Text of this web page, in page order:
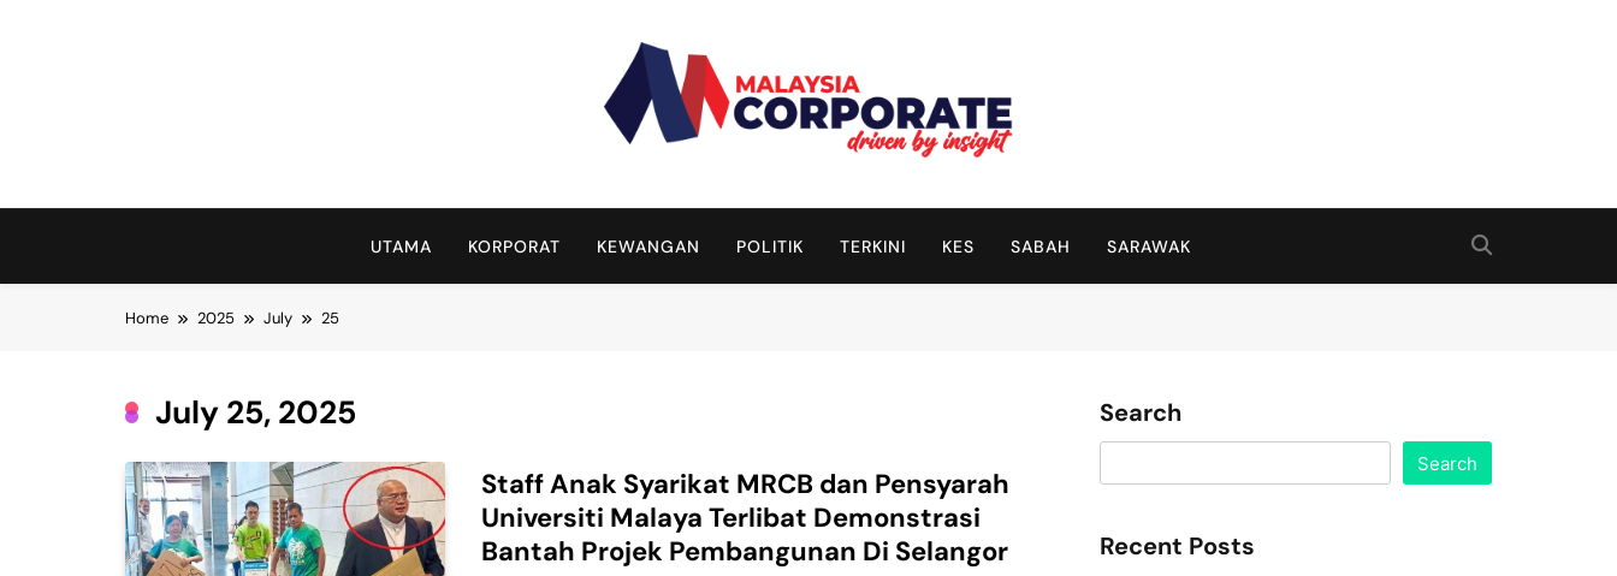
UTAMA KORPORAT KEWANGAN POLITIK TERKINI KES SABAH SARAWAK
Home 2025 July 25
July 25, 2025
Staff Anak Syarikat MRCB dan Pensyarah
Universiti Malaya Terlibat Demonstrasi
Bantah Projek Pembangunan Di Selangor
Search
Search
Recent Posts